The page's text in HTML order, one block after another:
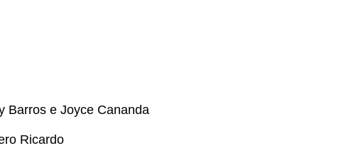
Barros e Joyce Cananda
Ricardo